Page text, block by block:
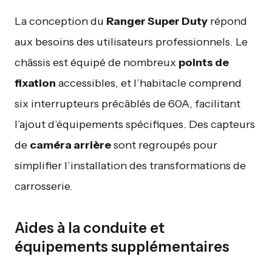
La conception du Ranger Super Duty répond
aux besoins des utilisateurs professionnels. Le
châssis est équipé de nombreux points de
fixation accessibles, et l’habitacle comprend
six interrupteurs précâblés de 60A, facilitant
l’ajout d’équipements spécifiques. Des capteurs
de caméra arrièresont regroupés pour
simplifier l’installation des transformations de
carrosserie.
Aides à la conduite et
équipements supplémentaires